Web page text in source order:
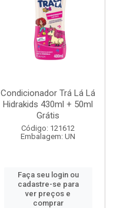
Condicionador Trá Lá Lá
Hidrakids 430ml + 50ml
Grátis
Código: 121612
Embalagem: UN
Faça seu login ou
cadastre-se para
ver preços e
comprar